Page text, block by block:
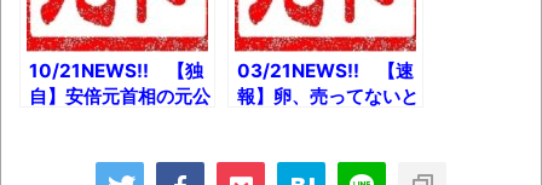
ｗとか
10/21NEWS!! 【独
自】安倍元首相の元公
か 【悲報】中村玉緒
03/21NEWS!! 【速
報】卵、売ってないと
ブチギレとか 佳子さ